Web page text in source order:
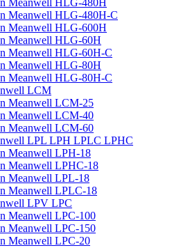
Meanwell HLG-480H-C
Meanwell HLG-600H
Meanwell HLG-60H
Meanwell HLG-60H-C
Meanwell HLG-80H
Meanwell HLG-80H-C
LCM
Meanwell LCM-25
Meanwell LCM-40
Meanwell LCM-60
LPL LPH LPLC LPHC
Meanwell LPH-18
Meanwell LPHC-18
Meanwell LPL-18
Meanwell LPLC-18
LPV LPC
Meanwell LPC-100
Meanwell LPC-150
Meanwell LPC-20